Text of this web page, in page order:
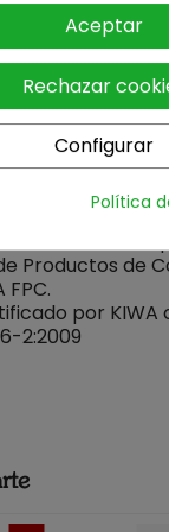
humos para
pellet,
conformidad de
Productos de
FPC.
por KIWA
2:2009
Aceptar
Rechazar
Configurar
Política